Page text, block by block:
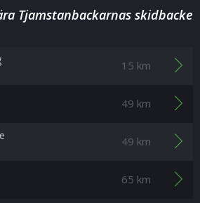
Tjamstanbackarnas skidbacke
15 km
49 km
49 km
65 km